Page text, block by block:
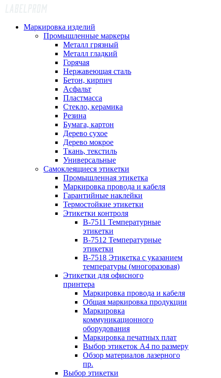
Маркировка изделий
Промышленные маркеры
Металл грязный
Металл гладкий
Горячая
Нержавеющая сталь
Бетон, кирпич
Асфальт
Пластмасса
Стекло, керамика
Резина
Бумага, картон
Дерево сухое
Дерево мокрое
Ткань, текстиль
Универсальные
Самоклеящиеся этикетки
Промышленная этикетка
Маркировка провода и кабеля
Гарантийные наклейки
Термостойкие этикетки
Этикетки контроля
B-7511 Температурные
этикетки
B-7512 Температурные
этикетки
B-7518 Этикетка с указанием
температуры (многоразовая)
Этикетки для офисного
принтера
Маркировка провода и кабеля
Общая маркировка продукции
Маркировка
коммуникационного
оборудования
Маркировка печатных плат
Выбор этикеток А4 по размеру
Обзор материалов лазерного
пр.
Выбор этикетки